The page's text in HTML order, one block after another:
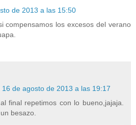
de 2013 a las 15:50
compensamos los excesos del verano
16 de agosto de 2013 a las 19:17
final repetimos con lo bueno,jajaja.
besazo.